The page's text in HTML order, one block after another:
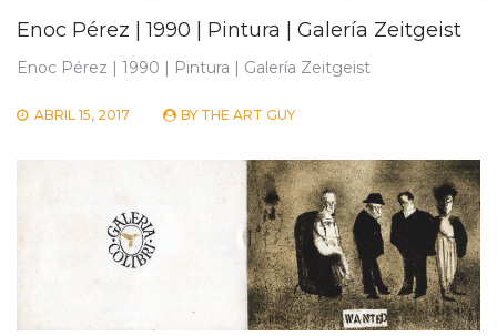
Enoc Pérez | 1990 | Pintura | Galería Zeitgeist
Enoc Pérez | 1990 | Pintura | Galería Zeitgeist
ABRIL 15, 2017 BY THE ART GUY